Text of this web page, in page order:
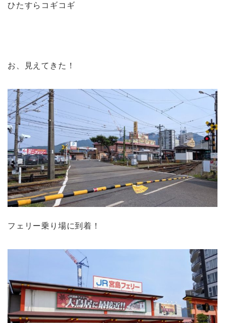
ひたすらコギコギ
お、見えてきた！
フェリー乗り場に到着！